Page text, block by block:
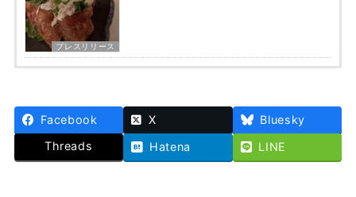
プレスリリース
Facebook X
Bluesky
Threads
Hatena LINE